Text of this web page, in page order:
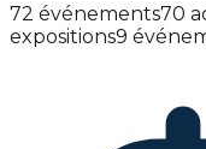
72 événements70
expositions9